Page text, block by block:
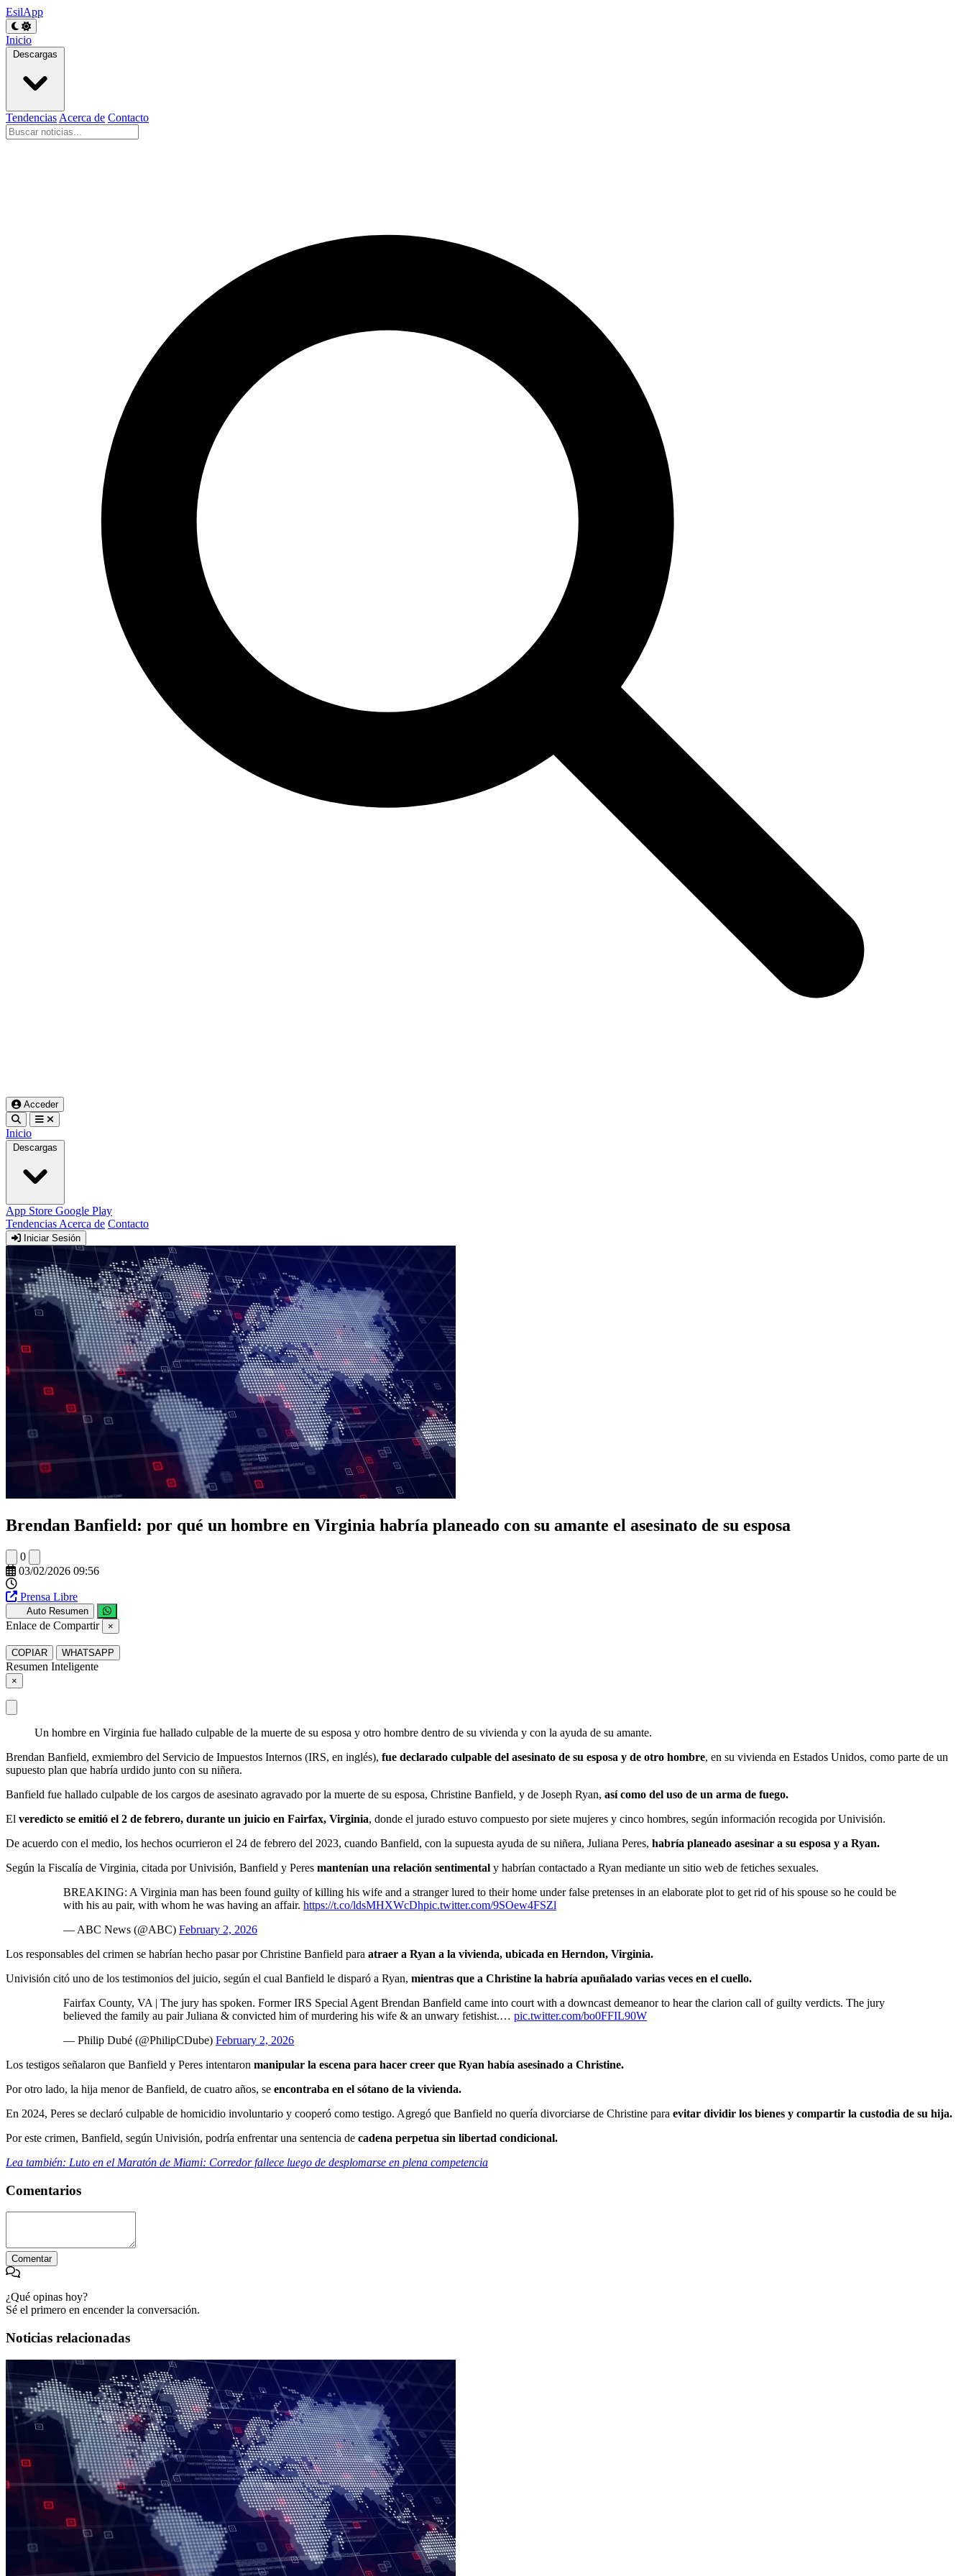
EsilApp
Inicio
Descargas
Tendencias Acerca de Contacto
Acceder
Inicio
Descargas
App Store Google Play
Tendencias Acerca de Contacto
Iniciar Sesión
Brendan Banfield: por qué un hombre en Virginia habría planeado con su amante el asesinato de su esposa
0
03/02/2026 09:56
Prensa Libre
Auto Resumen
Enlace de Compartir ×
COPIAR WHATSAPP
Resumen Inteligente
×
Un hombre en Virginia fue hallado culpable de la muerte de su esposa y otro hombre dentro de su vivienda y con la ayuda de su amante.
Brendan Banfield, exmiembro del Servicio de Impuestos Internos (IRS, en inglés), fue declarado culpable del asesinato de su esposa y de otro hombre, en su vivienda en Estados Unidos, como parte de un
supuesto plan que habría urdido junto con su niñera.
Banfield fue hallado culpable de los cargos de asesinato agravado por la muerte de su esposa, Christine Banfield, y de Joseph Ryan, así como del uso de un arma de fuego.
El veredicto se emitió el 2 de febrero, durante un juicio en Fairfax, Virginia, donde el jurado estuvo compuesto por siete mujeres y cinco hombres, según información recogida por Univisión.
De acuerdo con el medio, los hechos ocurrieron el 24 de febrero del 2023, cuando Banfield, con la supuesta ayuda de su niñera, Juliana Peres, habría planeado asesinar a su esposa y a Ryan.
Según la Fiscalía de Virginia, citada por Univisión, Banfield y Peres mantenían una relación sentimental y habrían contactado a Ryan mediante un sitio web de fetiches sexuales.
BREAKING: A Virginia man has been found guilty of killing his wife and a stranger lured to their home under false pretenses in an elaborate plot to get rid of his spouse so he could be
with his au pair, with whom he was having an affair. https://t.co/ldsMHXWcDhpic.twitter.com/9SOew4FSZl
— ABC News (@ABC) February 2, 2026
Los responsables del crimen se habrían hecho pasar por Christine Banfield para atraer a Ryan a la vivienda, ubicada en Herndon, Virginia.
Univisión citó uno de los testimonios del juicio, según el cual Banfield le disparó a Ryan, mientras que a Christine la habría apuñalado varias veces en el cuello.
Fairfax County, VA | The jury has spoken. Former IRS Special Agent Brendan Banfield came into court with a downcast demeanor to hear the clarion call of guilty verdicts. The jury
believed the family au pair Juliana & convicted him of murdering his wife & an unwary fetishist.… pic.twitter.com/bo0FFIL90W
— Philip Dubé (@PhilipCDube) February 2, 2026
Los testigos señalaron que Banfield y Peres intentaron manipular la escena para hacer creer que Ryan había asesinado a Christine.
Por otro lado, la hija menor de Banfield, de cuatro años, se encontraba en el sótano de la vivienda.
En 2024, Peres se declaró culpable de homicidio involuntario y cooperó como testigo. Agregó que Banfield no quería divorciarse de Christine para evitar dividir los bienes y compartir la custodia de su hija.
Por este crimen, Banfield, según Univisión, podría enfrentar una sentencia de cadena perpetua sin libertad condicional.
Lea también: Luto en el Maratón de Miami: Corredor fallece luego de desplomarse en plena competencia
Comentarios
Comentar
¿Qué opinas hoy?
Sé el primero en encender la conversación.
Noticias relacionadas